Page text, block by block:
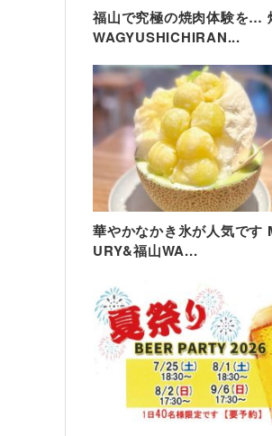
福山で究極の焼肉体験を…
WAGYUSHICHIRAN...
華やかなかき氷が人気です
URY&福山WA...